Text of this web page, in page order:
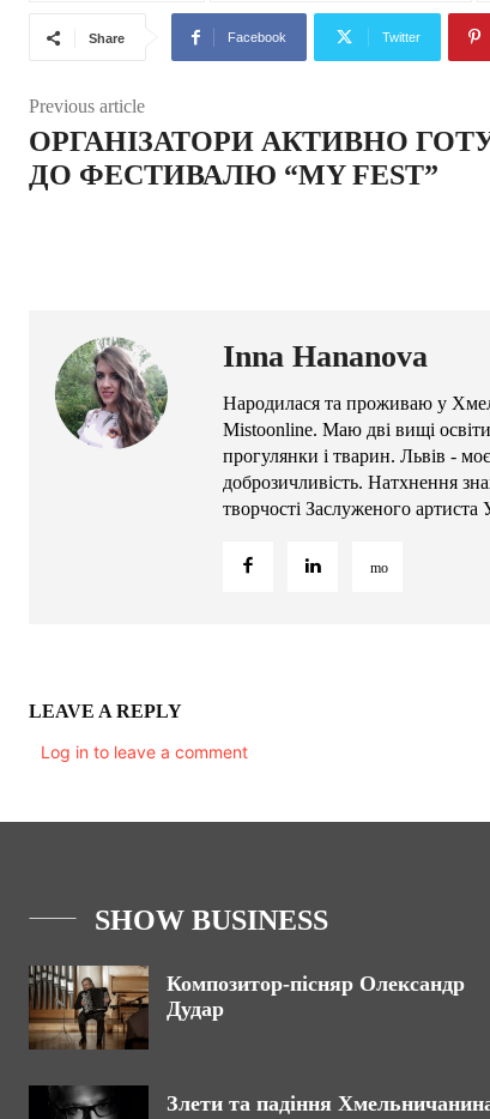
Share Facebook Twitter
Previous article
ОРГАНІЗАТОРИ АКТИВНО
ДО ФЕСТИВАЛЮ “MY FEST”
Inna Hananova
Народилася та проживаю у
Mistoonline. Маю дві вищі
прогулянки і тварин. Львів -
доброзичливість. Натхнення
творчості Заслуженого
LEAVE A REPLY
Log in to leave a comment
SHOW BUSINESS
Композитор-пісняр Олександр
Дудар
Злети та падіння